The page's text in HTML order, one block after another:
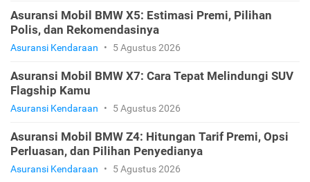
Asuransi Mobil BMW X5: Estimasi Premi, Pilihan
Polis, dan Rekomendasinya
Asuransi Kendaraan • 5 Agustus 2026
Asuransi Mobil BMW X7: Cara Tepat Melindungi SUV
Flagship Kamu
Asuransi Kendaraan • 5 Agustus 2026
Asuransi Mobil BMW Z4: Hitungan Tarif Premi, Opsi
Perluasan, dan Pilihan Penyedianya
Asuransi Kendaraan • 5 Agustus 2026